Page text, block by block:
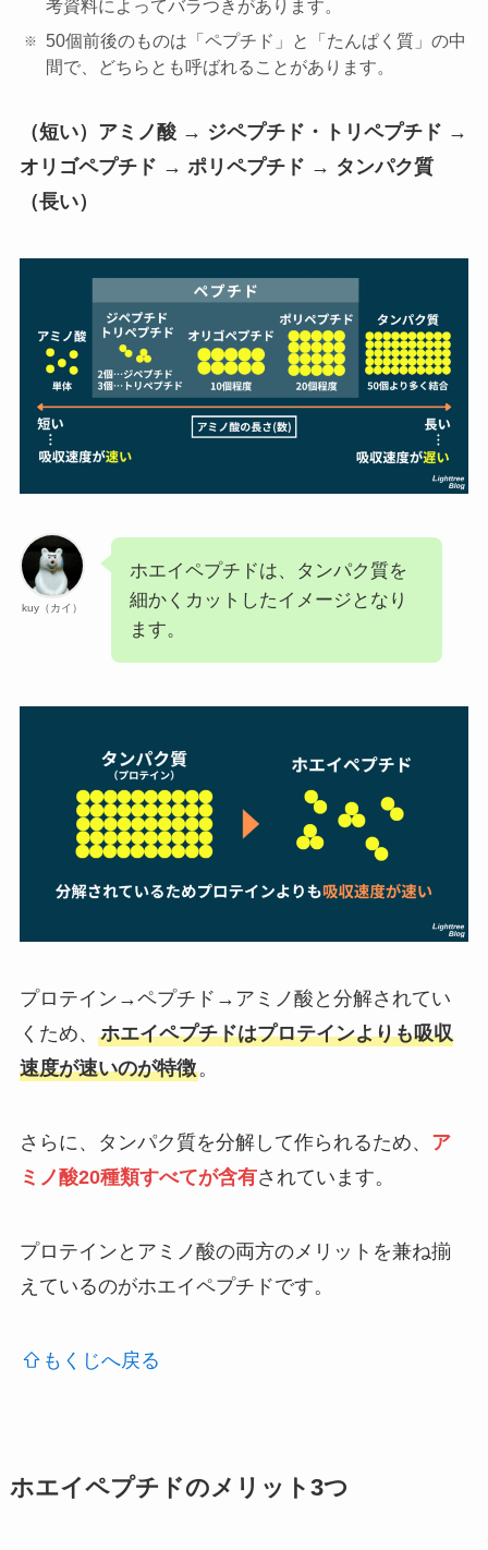
考資料によってバラつきがあります。
50個前後のものは「ペプチド」と「たんぱく質」の中
間で、どちらとも呼ばれることがあります。
（短い）アミノ酸 → ジペプチド・トリペプチド →
オリゴペプチド → ポリペプチド → タンパク質
（長い）
kuy（カイ）
ホエイペプチドは、タンパク質を
細かくカットしたイメージとなり
ます。
プロテイン→ペプチド→アミノ酸と分解されてい
くため、 ホエイペプチドはプロテインよりも吸収
速度が速いのが特徴。
さらに、タンパク質を分解して作られるため、 ア
ミノ酸20種類すべてが含有されています。
プロテインとアミノ酸の両方のメリットを兼ね揃
えているのがホエイペプチドです。
もくじへ戻る
ホエイペプチドのメリット3つ